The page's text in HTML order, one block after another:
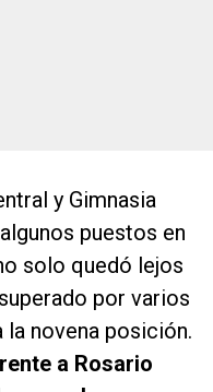
y Gimnasia
puestos en
solo quedó lejos
por varios
novena posición.
a Rosario